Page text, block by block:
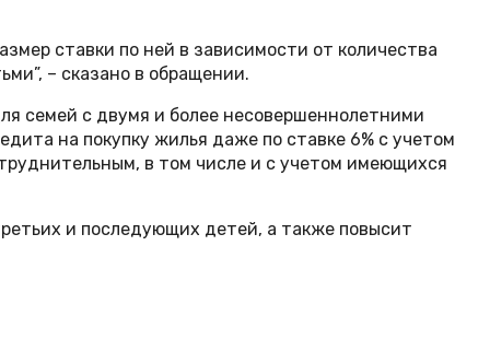
ставки по ней в зависимости от количества
– сказано в обращении.
семей с двумя и более несовершеннолетними
на покупку жилья даже по ставке 6% с учетом
в том числе и с учетом имеющихся
и последующих детей, а также повысит